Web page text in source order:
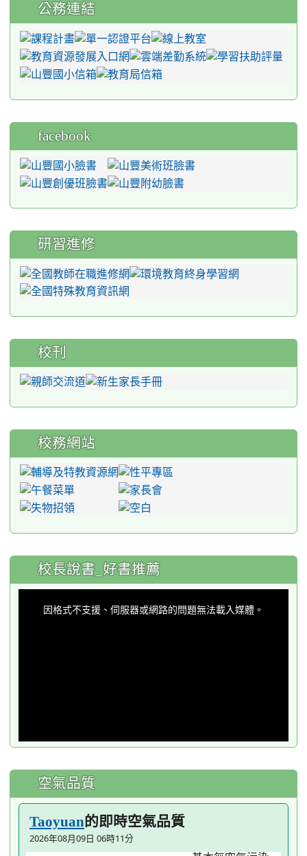
公務連結
facebook
研習進修
校刊
校務網站
:::
校長說書_好書推薦
因格式不支援、伺服器或網路的問題無法載入媒體。
空氣品質
Taoyuan的即時空氣品質
2026年08月09日 06時11分